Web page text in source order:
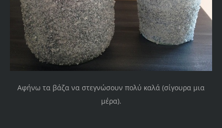
Αφήνω τα βάζα να στεγνώσουν πολύ καλά (σίγουρα μια
μέρα).